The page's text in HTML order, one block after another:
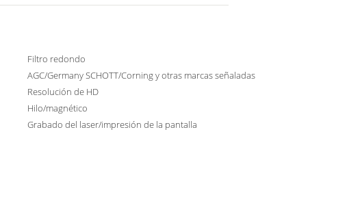
Filtro redondo
AGC/Germany SCHOTT/Corning y otras marcas señaladas
Resolución de HD
Hilo/magnético
Grabado del laser/impresión de la pantalla